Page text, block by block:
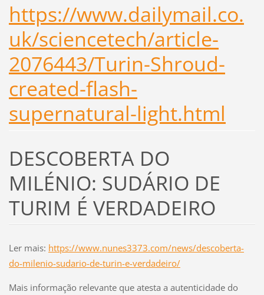
https://www.dailymail.co.
uk/sciencetech/article-
2076443/Turin-Shroud-
created-flash-
supernatural-light.html
DESCOBERTA DO
MILÉNIO: SUDÁRIO DE
TURIM É VERDADEIRO
Ler mais: https://www.nunes3373.com/news/descoberta-
do-milenio-sudario-de-turin-e-verdadeiro/
Mais informação relevante que atesta a autenticidade do